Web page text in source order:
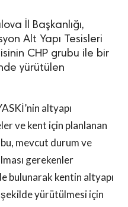
İl Başkanlığı,
Alt Yapı Tesisleri
CHP grubu ile bir
yürütülen
altyapı
ve kent için planlanan
mevcut durum ve
gerekenler
bulunarak kentin altyapı
yürütülmesi için